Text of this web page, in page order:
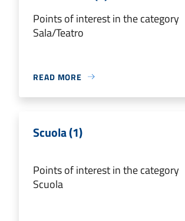
Points of interest in the category
Sala/Teatro
READ MORE
Scuola (1)
Points of interest in the category
Scuola